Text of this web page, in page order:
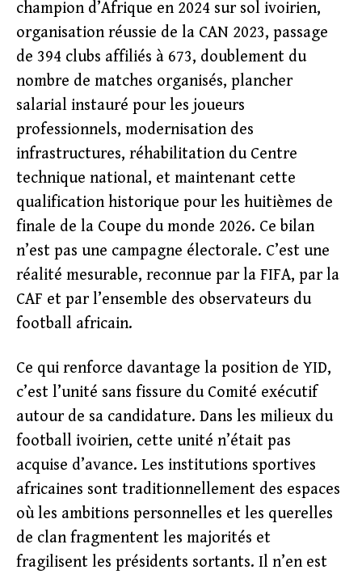
champion d’Afrique en 2024 sur sol ivoirien,
organisation réussie de la CAN 2023, passage
de 394 clubs affiliés à 673, doublement du
nombre de matches organisés, plancher
salarial instauré pour les joueurs
professionnels, modernisation des
infrastructures, réhabilitation du Centre
technique national, et maintenant cette
qualification historique pour les huitièmes de
finale de la Coupe du monde 2026. Ce bilan
n’est pas une campagne électorale. C’est une
réalité mesurable, reconnue par la FIFA, par la
CAF et par l’ensemble des observateurs du
football africain.
Ce qui renforce davantage la position de YID,
c’est l’unité sans fissure du Comité exécutif
autour de sa candidature. Dans les milieux du
football ivoirien, cette unité n’était pas
acquise d’avance. Les institutions sportives
africaines sont traditionnellement des espaces
où les ambitions personnelles et les querelles
de clan fragmentent les majorités et
fragilisent les présidents sortants. Il n’en est